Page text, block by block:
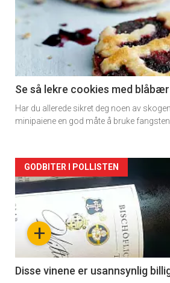
detail
-
section
11
Dagens
Se så lekre cookies med
Har du allerede sikret deg noen av
minipaiene en god måte å bruke fangsten
Artikler
detail
-
section
11
+
GODBITER I POLLISTEN
Disse vinene er usannsynlig